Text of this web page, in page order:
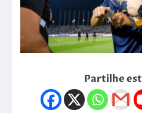
Partilhe